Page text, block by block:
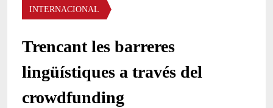
Àmbit de la notícia
INTERNACIONAL
Trencant les barreres
lingüístiques a través del
crowdfunding